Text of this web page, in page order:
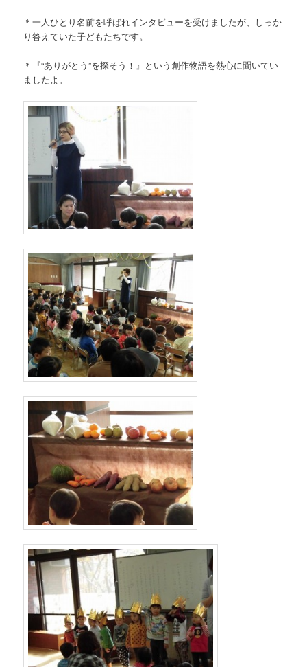
＊一人ひとり名前を呼ばれインタビューを受けましたが、しっか
り答えていた子どもたちです。
＊『“ありがとう”を探そう！』という創作物語を熱心に聞いてい
ましたよ。